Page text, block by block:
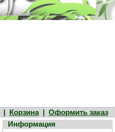
| Корзина| Оформить заказ
Информация